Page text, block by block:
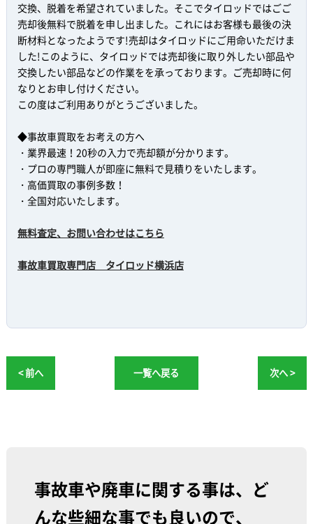
交換、脱着を希望されていました。そこでタイロッドではごご
売却後無料で脱着を申し出ました。これにはお客様も最後の決
断材料となったようです!売却はタイロッドにご用命いただけま
した!このように、タイロッドでは売却後に取り外したい部品や
交換したい部品などの作業をを承っております。ご売却時に何
なりとお申し付けください。
この度はご利用ありがとうございました。
◆事故車買取をお考えの方へ
・業界最速！20秒の入力で売却額が分かります。
・プロの専門職人が即座に無料で見積りをいたします。
・高価買取の事例多数！
・全国対応いたします。
無料査定、お問い合わせはこちら
事故車買取専門店 タイロッド横浜店
< 前へ 一覧へ戻る 次へ >
事故車や廃車に関する事は、ど
んな些細な事でも良いので、